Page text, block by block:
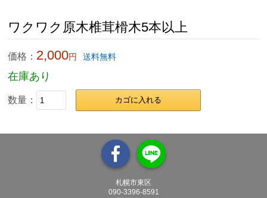
ワクワク原木椎茸榾木5本以上
価格： 2,000円 送料無料
在庫あり
数量： カゴに入れる
札幌市東区
090-3396-8591